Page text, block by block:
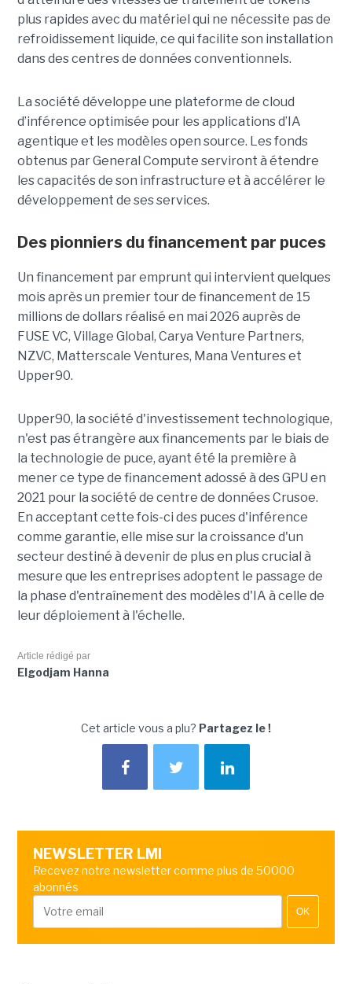
plus rapides avec du matériel qui ne nécessite pas de
refroidissement liquide, ce qui facilite son installation
dans des centres de données conventionnels.
La société développe une plateforme de cloud
d’inférence optimisée pour les applications d’IA
agentique et les modèles open source. Les fonds
obtenus par General Compute serviront à étendre
les capacités de son infrastructure et à accélérer le
développement de ses services.
Des pionniers du financement par puces
Un financement par emprunt qui intervient quelques
mois après un premier tour de financement de 15
millions de dollars réalisé en mai 2026 auprès de
FUSE VC, Village Global, Carya Venture Partners,
NZVC, Matterscale Ventures, Mana Ventures et
Upper90.
Upper90, la société d'investissement technologique,
n'est pas étrangère aux financements par le biais de
la technologie de puce, ayant été la première à
mener ce type de financement adossé à des GPU en
2021 pour la société de centre de données Crusoe.
En acceptant cette fois-ci des puces d'inférence
comme garantie, elle mise sur la croissance d'un
secteur destiné à devenir de plus en plus crucial à
mesure que les entreprises adoptent le passage de
la phase d'entraînement des modèles d'IA à celle de
leur déploiement à l'échelle.
Article rédigé par
Elgodjam Hanna
Cet article vous a plu? Partagez le !
NEWSLETTER LMI
Recevez notre newsletter comme plus de 50000
abonnés
OK